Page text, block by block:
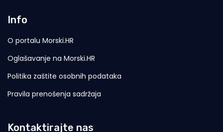
Info
O portalu Morski.HR
Oglašavanje na Morski.HR
Politika zaštite osobnih podataka
Pravila prenošenja sadržaja
Kontaktirajte nas